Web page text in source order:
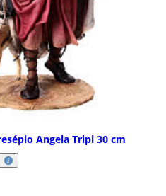
Angela Tripi 30 cm